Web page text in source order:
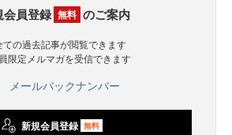
会員登録 無料 のご案内
ての過去記事が閲覧できます
限定メルマガを受信できます
メールバックナンバー
新規会員登録 無料